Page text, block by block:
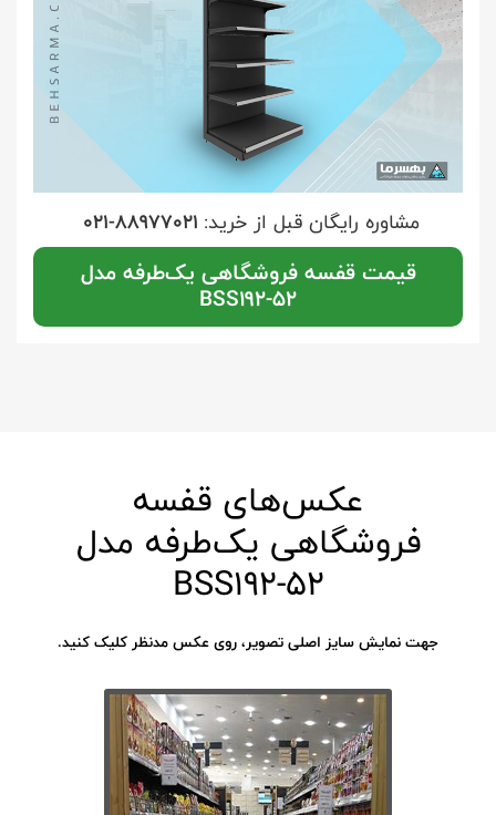
مشاوره رایگان قبل از خرید: 021-88977021
قیمت قفسه فروشگاهی یک‌طرفه مدل
BSS192-52
عکس‌های قفسه
فروشگاهی یک‌طرفه مدل
BSS192-52
جهت نمایش سایز اصلی تصویر، روی عکس مدنظر کلیک کنید.